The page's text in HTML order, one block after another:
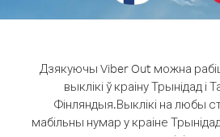
Дзякуючы Viber Out можна
выклікі ў краіну Трынідад і
Фінляндыя.Выклікі на любы
мабільны нумар у краіне